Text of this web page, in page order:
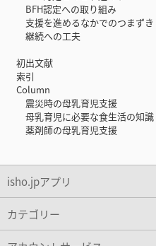
BFH認定への取り組み
支援を進めるなかでのつまずき
継続への工夫
初出文献
索引
Column
震災時の母乳育児支援
母乳育児に必要な食生活の知識
薬剤師の母乳育児支援
isho.jpアプリ
カテゴリー